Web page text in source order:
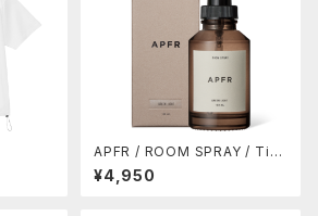
APFR / ROOM SPRAY / Tim
eless (10%OFF)
¥4,950